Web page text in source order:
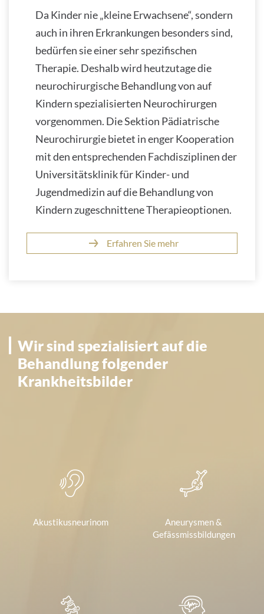
Da Kinder nie „kleine Erwachsene“, sondern
auch in ihren Erkrankungen besonders sind,
bedürfen sie einer sehr spezifischen
Therapie. Deshalb wird heutzutage die
neurochirurgische Behandlung von auf
Kindern spezialisierten Neurochirurgen
vorgenommen. Die Sektion Pädiatrische
Neurochirurgie bietet in enger Kooperation
mit den entsprechenden Fachdisziplinen der
Universitätsklinik für Kinder- und
Jugendmedizin auf die Behandlung von
Kindern zugeschnittene Therapieoptionen.
Erfahren Sie mehr
Wir sind spezialisiert auf die
Behandlung folgender
Krankheitsbilder
Wir sind spezialisiert auf die
Behandlung folgender
Krankheitsbilder
Akustikusneurinom
Aneurysmen &
Gefässmissbildungen